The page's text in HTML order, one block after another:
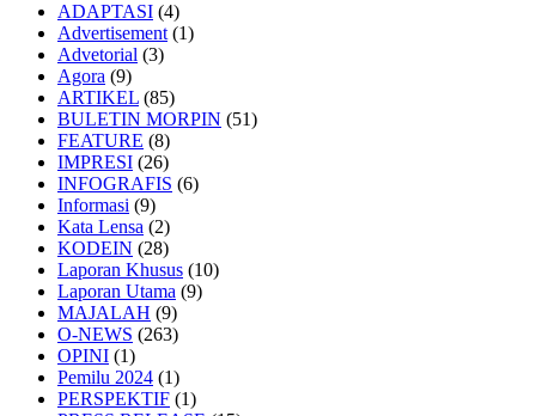
ADAPTASI (4)
Advertisement(1)
Advetorial (3)
Agora (9)
ARTIKEL (85)
BULETIN MORPIN (51)
FEATURE (8)
IMPRESI (26)
INFOGRAFIS (6)
Informasi (9)
Kata Lensa (2)
KODEIN (28)
Laporan Khusus (10)
Laporan Utama (9)
MAJALAH (9)
O-NEWS (263)
OPINI (1)
Pemilu 2024 (1)
PERSPEKTIF (1)